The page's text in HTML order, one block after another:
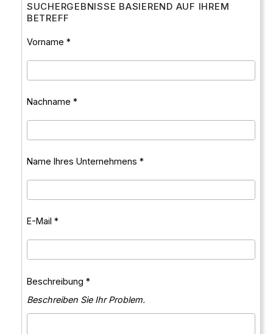
SUCHERGEBNISSE BASIEREND AUF IHREM
BETREFF
Vorname *
Nachname *
Name Ihres Unternehmens *
E-Mail *
Beschreibung *
Beschreiben Sie Ihr Problem.